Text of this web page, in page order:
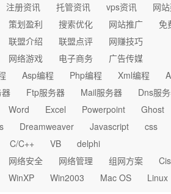
注册资讯 托管资讯 vps资讯
网
策划盈利 搜索优化 网站推广
免
联盟介绍 联盟点评
网赚技巧
网络游戏 电子商务
广告传媒
Asp编程 Php编程 Xml编程
Ftp服务器 Mail服务器
Dns服
Word Excel Powerpoint
Ghost
Dreamweaver Javascript
css
C/C++ VB
delphi
网络安全 网络管理 组网方案
WinXP Win2003 Mac OS Linux